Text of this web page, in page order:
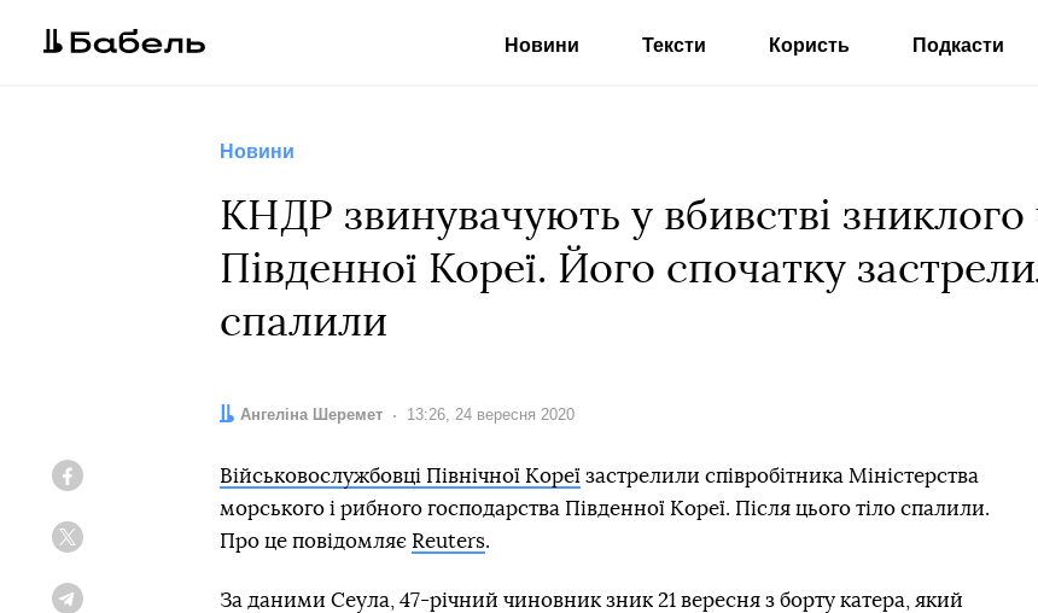
Новини Тексти Користь Подкасти
Новини
КНДР звинувачують у вбивстві
Південної Кореї. Його спочатку
спалили
Автор:
Ангеліна Шеремет Дата:
13:26, 24 вересня 2020
Військовослужбовці Північної Кореї застрелили співробітника Міністерства
морського і рибного господарства Південної Кореї. Після цього тіло cпалили.
Про це повідомляє Reuters.
За даними Сеула, 47-річний чиновник зник 21 вересня з борту катера, який